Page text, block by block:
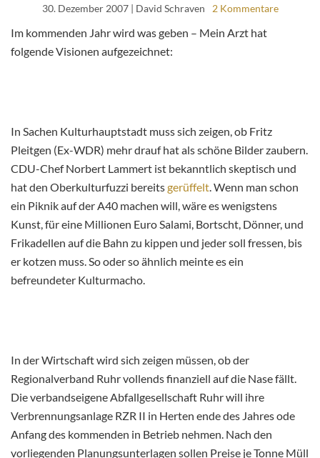
30. Dezember 2007| David Schraven 2 Kommentare
Im kommenden Jahr wird was geben – Mein Arzt hat
folgende Visionen aufgezeichnet:
In Sachen Kulturhauptstadt muss sich zeigen, ob Fritz
Pleitgen (Ex-WDR) mehr drauf hat als schöne Bilder zaubern.
CDU-Chef Norbert Lammert ist bekanntlich skeptisch und
hat den Oberkulturfuzzi bereitsgerüffelt. Wenn man schon
ein Piknik auf der A40 machen will, wäre es wenigstens
Kunst, für eine Millionen Euro Salami, Bortscht, Dönner, und
Frikadellen auf die Bahn zu kippen und jeder soll fressen, bis
er kotzen muss. So oder so ähnlich meinte es ein
befreundeter Kulturmacho.
In der Wirtschaft wird sich zeigen müssen, ob der
Regionalverband Ruhr vollends finanziell auf die Nase fällt.
Die verbandseigene Abfallgesellschaft Ruhr will ihre
Verbrennungsanlage RZR II in Herten ende des Jahres ode
Anfang des kommenden in Betrieb nehmen. Nach den
vorliegenden Planungsunterlagen sollen Preise je Tonne Müll